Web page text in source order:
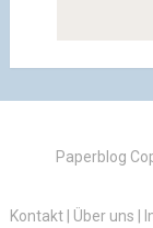
Paperblog
Kontakt| Über uns |